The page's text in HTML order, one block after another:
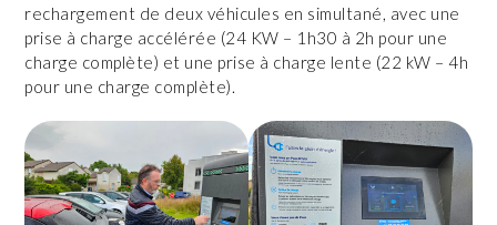
rechargement de deux véhicules en simultané, avec une
prise à charge accélérée (24 KW – 1h30 à 2h pour une
charge complète) et une prise à charge lente (22 kW – 4h
pour une charge complète).